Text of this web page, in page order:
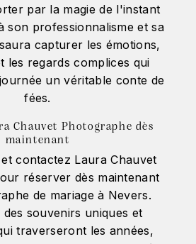
par la magie de l'instant
son professionnalisme et sa
capturer les émotions,
les regards complices qui
un véritable conte de
fées.
Chauvet Photographe dès
maintenant
contactez Laura Chauvet
réserver dès maintenant
de mariage à Nevers.
souvenirs uniques et
traverseront les années,